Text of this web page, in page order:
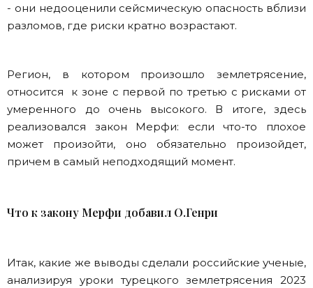
- они недооценили сейсмическую опасность вблизи
разломов, где риски кратно возрастают.
Регион, в котором произошло землетрясение,
относится к зоне с первой по третью с рисками от
умеренного до очень высокого. В итоге, здесь
реализовался закон Мерфи: если что-то плохое
может произойти, оно обязательно произойдет,
причем в самый неподходящий момент.
Что к закону Мерфи добавил О.Генри
Итак, какие же выводы сделали российские ученые,
анализируя уроки турецкого землетрясения 2023